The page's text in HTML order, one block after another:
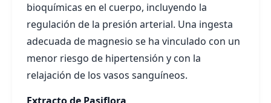
bioquímicas en el cuerpo, incluyendo la
regulación de la presión arterial. Una ingesta
adecuada de magnesio se ha vinculado con un
menor riesgo de hipertensión y con la
relajación de los vasos sanguíneos.